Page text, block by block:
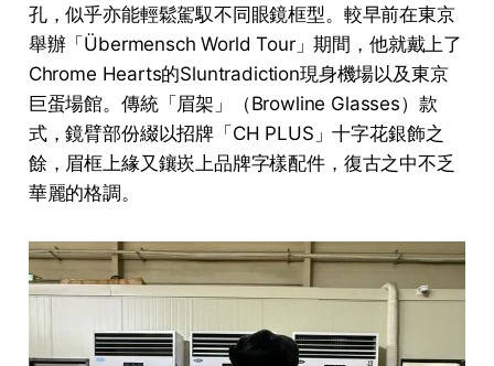
孔，似乎亦能輕鬆駕馭不同眼鏡框型。較早前在東京
舉辦「Übermensch World Tour」期間，他就戴上了
Chrome Hearts的Sluntradiction現身機場以及東京
巨蛋場館。傳統「眉架」（Browline Glasses）款
式，鏡臂部份綴以招牌「CH PLUS」十字花銀飾之
餘，眉框上緣又鑲崁上品牌字樣配件，復古之中不乏
華麗的格調。